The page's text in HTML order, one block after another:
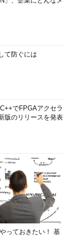
て防ぐには
でFPGAアクセラ
版のリリースを発表
っておきたい！ 基